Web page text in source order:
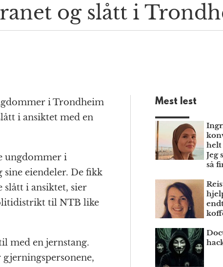
og slått i
i Trondheim
i ansiktet med en
ungdommer i
eiendeler. De fikk
slått i ansiktet, sier
til NTB like
med en jernstang.
Mest lest
helt
Jeg
så